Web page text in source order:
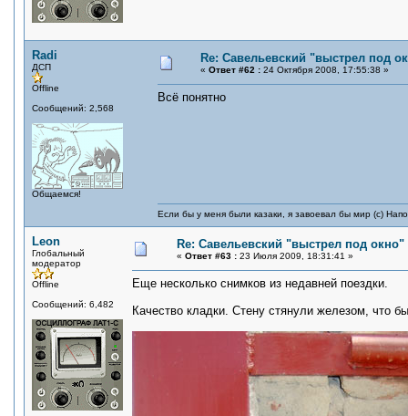
Radi
ДСП
Offline
Сообщений: 2,568
Общаемся!
Re: Савельевский "выстрел под
« Ответ #62 : 24 Октября 2008, 17:55:38 »
Всё понятно
Если бы у меня были казаки, я завоевал бы мир (с)
Leon
Глобальный
модератор
Offline
Сообщений: 6,482
Re: Савельевский "выстрел под окно"
« Ответ #63 : 23 Июля 2009, 18:31:41 »
Еще несколько снимков из недавней поездки.
Качество кладки. Стену стянули железом, что